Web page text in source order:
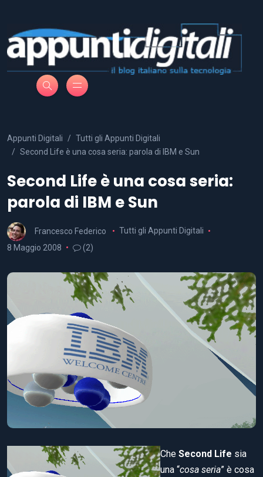
Appunti Digitali
Tutti gli Appunti Digitali
Second Life è una cosa seria: parola di IBM e Sun
Second Life è una cosa seria:
parola di IBM e Sun
Francesco Federico
Tutti gli Appunti Digitali
8 Maggio 2008
(2)
Che Second Life sia
una “cosa seria” è cosa